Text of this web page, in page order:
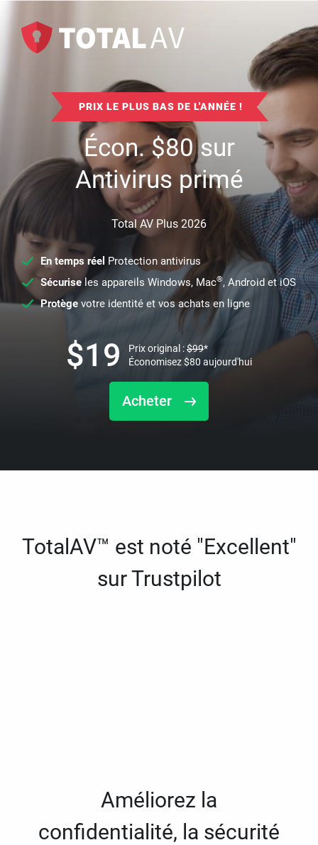
PRIX LE PLUS BAS DE L'ANNÉE !
Écon.$80sur
Antivirus primé
Total AV Plus 2026
En temps réel Protection antivirus
Sécuriseles appareils Windows, Mac®, Android et iOS
Protège votre identité et vos achats en ligne
Acheter
$19 Prix original :$99*
Économisez$80 aujourd'hui
TotalAV™ est noté "Excellent"
sur Trustpilot
Améliorez la
confidentialité, la sécurité